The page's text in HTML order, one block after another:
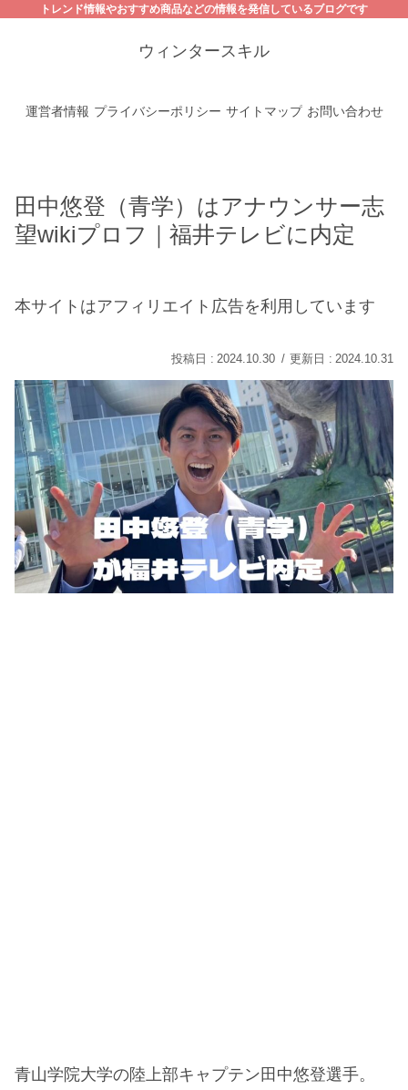
ウィンタースキル
トレンド情報やおすすめ商品などの情報を発信しているブログです
運営者情報 プライバシーポリシー サイトマップ お問い合わせ
田中悠登（青学）はアナウンサー志
望wikiプロフ｜福井テレビに内定
本サイトはアフィリエイト広告を利用しています
2024.10.30 2024.10.31
青山学院大学の陸上部キャプテン田中悠登選手。